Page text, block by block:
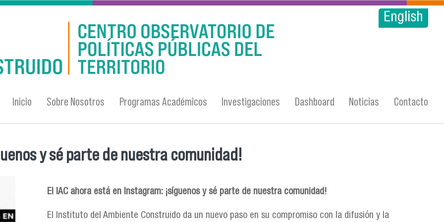
English
Inicio Sobre Nosotros Programas Académicos Investigaciones Dashboard Noticias Contacto
y sé parte de nuestra comunidad!
El IAC ahora está en Instagram: ¡síguenos y sé parte de nuestra comunidad!
El Instituto del Ambiente Construido da un nuevo paso en su compromiso con la difusión y la